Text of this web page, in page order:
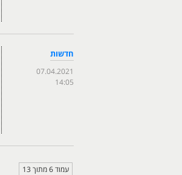
חדשות
07.04.2021
14:05
עמוד 6 מתוך 13